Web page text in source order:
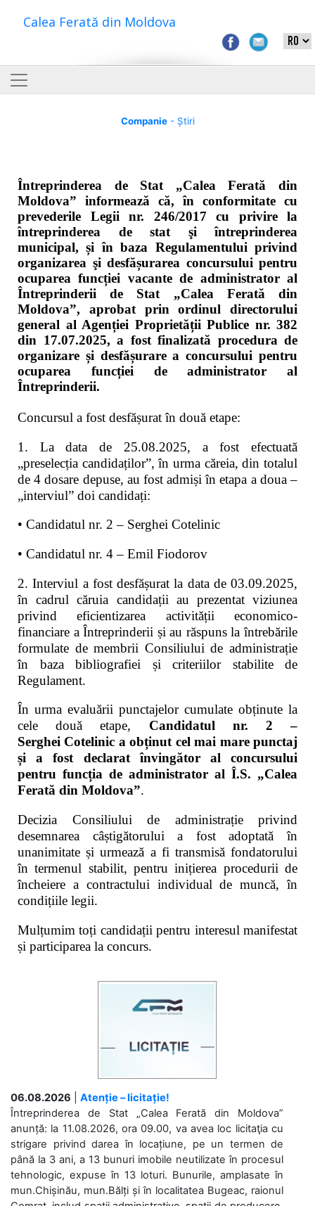
Calea Ferată din Moldova
Companie- Știri
Întreprinderea de Stat „Calea Ferată din
Moldova” informează că, în conformitate cu
prevederile Legii nr. 246/2017 cu privire la
întreprinderea de stat şi întreprinderea
municipal, și în baza Regulamentului privind
organizarea şi desfășurarea concursului pentru
ocuparea funcției vacante de administrator al
Întreprinderii de Stat „Calea Ferată din
Moldova”, aprobat prin ordinul directorului
general al Agenției Proprietății Publice nr. 382
din 17.07.2025, a fost finalizată procedura de
organizare și desfășurare a concursului pentru
ocuparea funcției de administrator al
Întreprinderii.
Concursul a fost desfășurat în două etape:
1. La data de 25.08.2025, a fost efectuată
„preselecția candidaților”, în urma căreia, din totalul
de 4 dosare depuse, au fost admiși în etapa a doua –
„interviul” doi candidați:
• Candidatul nr. 2 – Serghei Cotelinic
• Candidatul nr. 4 – Emil Fiodorov
2. Interviul a fost desfășurat la data de 03.09.2025,
în cadrul căruia candidații au prezentat viziunea
privind eficientizarea activității economico-
financiare a Întreprinderii și au răspuns la întrebările
formulate de membrii Consiliului de administrație
în baza bibliografiei și criteriilor stabilite de
Regulament.
În urma evaluării punctajelor cumulate obținute la
cele două etape, Candidatul nr. 2 –
Serghei Cotelinic a obținut cel mai mare punctaj
și a fost declarat învingător al concursului
pentru funcția de administrator al Î.S. „Calea
Ferată din Moldova”.
Decizia Consiliului de administrație privind
desemnarea câștigătorului a fost adoptată în
unanimitate și urmează a fi transmisă fondatorului
în termenul stabilit, pentru inițierea procedurii de
încheiere a contractului individual de muncă, în
condițiile legii.
Mulțumim toți candidații pentru interesul manifestat
și participarea la concurs.
06.08.2026
Atenție – licitație!
Întreprinderea de Stat „Calea Ferată din Moldova”
anunță: la 11.08.2026, ora 09.00, va avea loc licitaţia cu
strigare privind darea în locațiune, pe un termen de
până la 3 ani, a 13 bunuri imobile neutilizate în procesul
tehnologic, expuse în 13 loturi. Bunurile, amplasate în
mun.Chișinău, mun.Bălți și în localitatea Bugeac, raionul